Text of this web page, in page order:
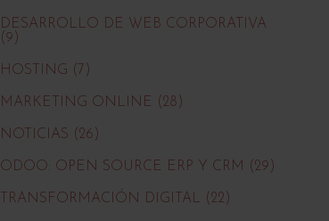
DESARROLLO DE WEB CORPORATIVA
(9)
HOSTING (7)
MARKETING ONLINE (28)
NOTICIAS (26)
ODOO: OPEN SOURCE ERP Y CRM (29)
TRANSFORMACIÓN DIGITAL (22)